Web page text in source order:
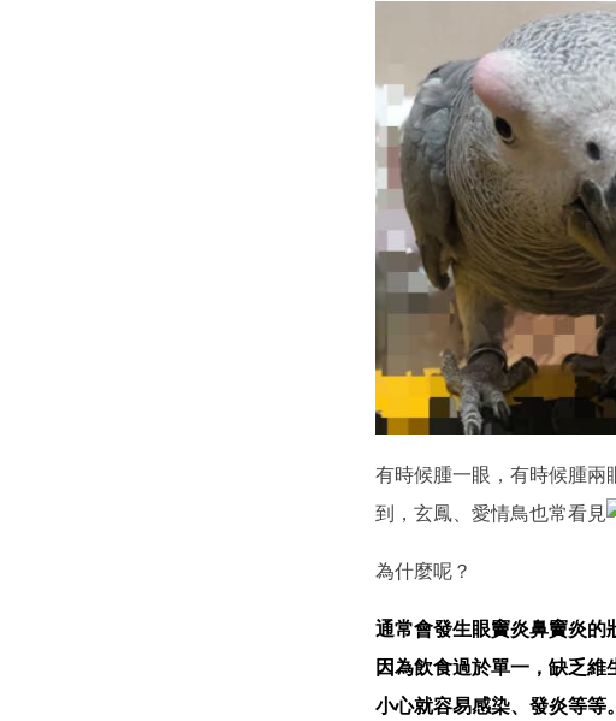
有時候腫一眼，有時候腫兩
到，玄鳳、愛情鳥也常看見
為什麼呢？
通常會發生眼竇炎鼻竇炎的
因為飲食過於單一，缺乏
小心就容易感染、發炎等等。